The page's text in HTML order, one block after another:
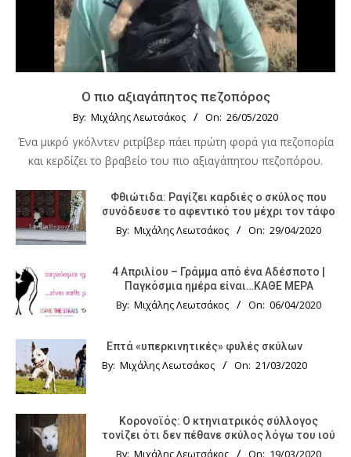
Ο πιο αξιαγάπητος πεζοπόρος
By: Μιχάλης Λεωτσάκος On: 26/05/2020
Ένα μικρό γκόλντεν ριτρίβερ πάει πρώτη φορά για πεζοπορία
και κερδίζει το βραβείο του πιο αξιαγάπητου πεζοπόρου.
Φθιώτιδα: Ραγίζει καρδιές ο σκύλος που
συνόδευσε το αφεντικό του μέχρι τον τάφο
By: Μιχάλης Λεωτσάκος On: 29/04/2020
4 Απριλίου – Γράμμα από ένα Αδέσποτο |
Παγκόσμια ημέρα είναι…ΚΑΘΕ ΜΕΡΑ
By: Μιχάλης Λεωτσάκος On: 06/04/2020
Επτά «υπερκινητικές» φυλές σκύλων
By: Μιχάλης Λεωτσάκος On: 21/03/2020
Κορονοϊός: Ο κτηνιατρικός σύλλογος
τονίζει ότι δεν πέθανε σκύλος λόγω του ιού
By: Μιχάλης Λεωτσάκος On: 19/03/2020